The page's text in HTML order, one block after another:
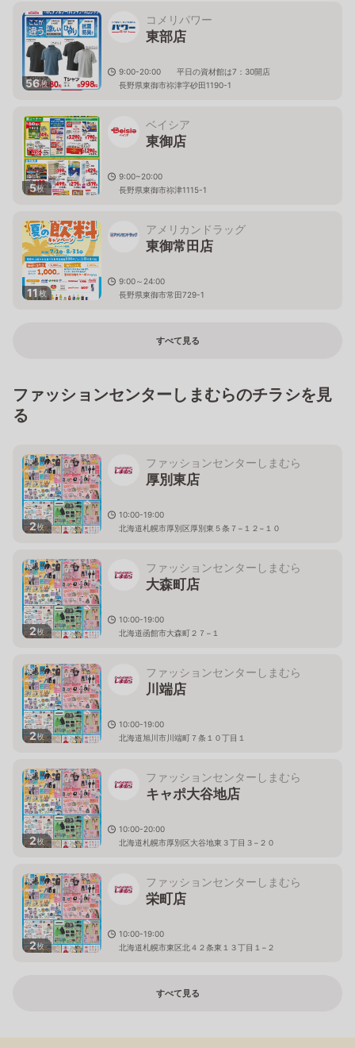
56枚
コメリパワー
東部店
9:00-20:00 平日の資材館は7：30開店
長野県東御市祢津字砂田1190-1
5枚
ベイシア
東御店
9:00~20:00
長野県東御市祢津1115-1
11枚
アメリカンドラッグ
東御常田店
9:00～24:00
長野県東御市常田729-1
すべて見る
ファッションセンターしまむらのチラシを見
る
2枚
ファッションセンターしまむら
厚別東店
10:00-19:00
北海道札幌市厚別区厚別東５条７−１２−１０
2枚
ファッションセンターしまむら
大森町店
10:00-19:00
北海道函館市大森町２７−１
2枚
ファッションセンターしまむら
川端店
10:00-19:00
北海道旭川市川端町７条１０丁目１
2枚
ファッションセンターしまむら
キャポ大谷地店
10:00-20:00
北海道札幌市厚別区大谷地東３丁目３−２０
2枚
ファッションセンターしまむら
栄町店
10:00-19:00
北海道札幌市東区北４２条東１３丁目１−２
すべて見る